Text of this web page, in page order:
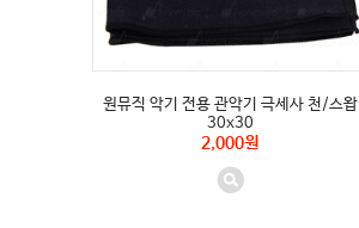
원뮤직 악기 전용 관악기 극세사 천/스왑
30x30
2,000원